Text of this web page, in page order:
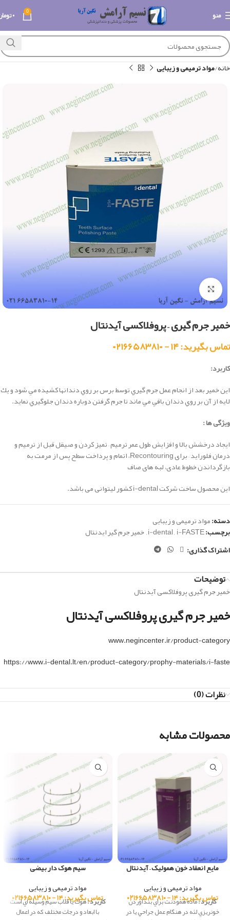
منو 0 ۰
خانه مواد ترمیمی و زیبایی
بزرگنمایی تصویر
خمیر جرم گیری – پروفلاکسی آیدنتال
تماس بگیرید: ۱۴ - ۰۲۱۶۶۵۸۳۸۱۰
کاربرد:
اين خمير بعد از انجام عمل جرم گيري توسط برس بر روي دندانها كشيده مي شود و يك
لايه از آن بر روي دندان باقي مي ماند تا جرم گرفتن دوباره دندان جلوگيري نمايد.
ویژگی ها :
ایجاددرخشش بالاو افزایش طول عمرترمیم– تمیز کردنو صیقلقبل ازترمیمو
درمانفلوراید –برایRecontouring، اتمام وپرداخت سطحپس از مرمتبه
بازگرداندنخطوطعادی،لبه های صاف
این محصول ساخت شرکت i-dental کشور لیتوانی می باشد.
دسته:مواد ترمیمی و زیبایی
برچسب: i-dental,i-FASTE
,خمیر جرم گیر ایدنتال
اشتراک گذاری:
توضیحات
خمیر جرم گیری پروفلاکسی آیدنتال
خمیر جرم گیری پروفلاکسی آیدنتال
www.negincenter.ir/product-category
https://www.i-dental.lt/en/product-category/prophy-materials/i-faste
نظرات (0)
محصولات مشابه
مایع انعقاد خون همولیک – آیدنتال
مواد ترمیمی و زیبایی
تماس بگیرید: ۱۴ - ۰۲۱۶۶۵۸۳۸۱۰
کاربرد :ماده همودنت براي بندآوردن
خونريزي لثه در هنگام عمل جراحي يا در
سیم هوک دار بیضی
مواد ترمیمی و زیبایی
تماس بگیرید: ۱۴ - ۰۲۱۶۶۵۸۳۸۱۰
کاربرد :هوك يا قلاب سيم وسيله اي است
با ابعاد و درجات مختلف كه در اعمال